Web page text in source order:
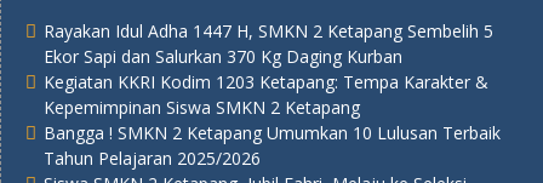
Rayakan Idul Adha 1447 H, SMKN 2 Ketapang Sembelih 5
Ekor Sapi dan Salurkan 370 Kg Daging Kurban
Kegiatan KKRI Kodim 1203 Ketapang: Tempa Karakter &
Kepemimpinan Siswa SMKN 2 Ketapang
Bangga ! SMKN 2 Ketapang Umumkan 10 Lulusan Terbaik
Tahun Pelajaran 2025/2026